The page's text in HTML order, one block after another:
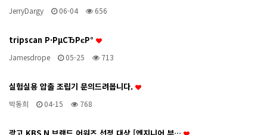
JerryDargy 06-04 656
tripscan Р·РµСЂРєР°
Jamesdrope 05-25 713
실험실용 압출 조립기 문의드려봅니다.
박동희 04-15 768